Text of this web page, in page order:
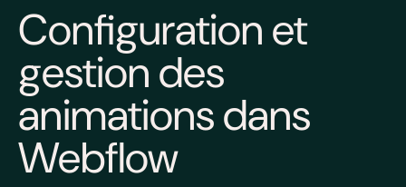
Configuration et
gestion des
animations dans
Webflow